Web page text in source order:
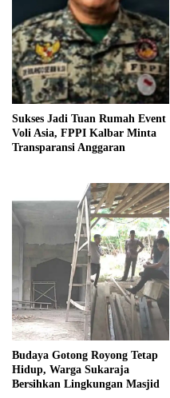
Sukses Jadi Tuan Rumah Event
Voli Asia, FPPI Kalbar Minta
Transparansi Anggaran
Budaya Gotong Royong Tetap
Hidup, Warga Sukaraja
Bersihkan Lingkungan Masjid